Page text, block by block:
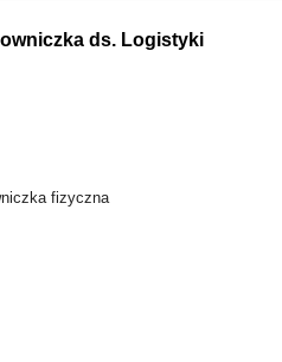
ds. Logistyki
fizyczna